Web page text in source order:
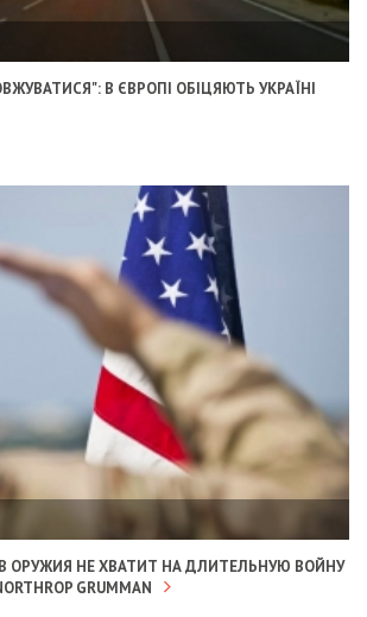
В ЄВРОПІ ОБІЦЯЮТЬ УКРАЇНІ
ОРУЖИЯ НЕ ХВАТИТ НА ДЛИТЕЛЬНУЮ ВОЙНУ
GRUMMAN